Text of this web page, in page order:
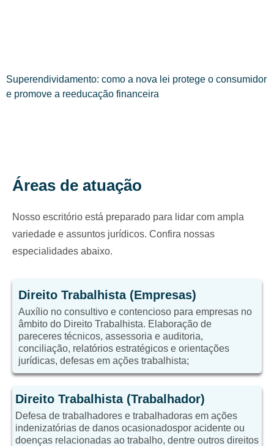
Superendividamento: como a nova lei protege o consumidor
e promove a reeducação financeira
Áreas de atuação
Nosso escritório está preparado para lidar com ampla
variedade e assuntos jurídicos. Confira nossas
especialidades abaixo.
Direito Trabalhista (Empresas)
Auxílio no consultivo e contencioso para empresas no
âmbito do Direito Trabalhista. Elaboração de
pareceres técnicos, assessoria e auditoria,
conciliação, relatórios estratégicos e orientações
jurídicas, defesas em ações trabalhista;
Direito Trabalhista (Trabalhador)
Defesa de trabalhadores e trabalhadoras em ações
indenizatórias de danos ocasionadospor acidente ou
doenças relacionadas ao trabalho, dentre outros direitos